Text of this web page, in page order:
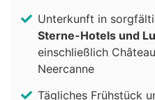
Unterkunft in
Sterne-Hotels und
einschließlich
Neercanne
Tägliches Frühstück